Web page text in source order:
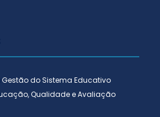
Gestão do Sistema Educativo
Qualidade e Avaliação